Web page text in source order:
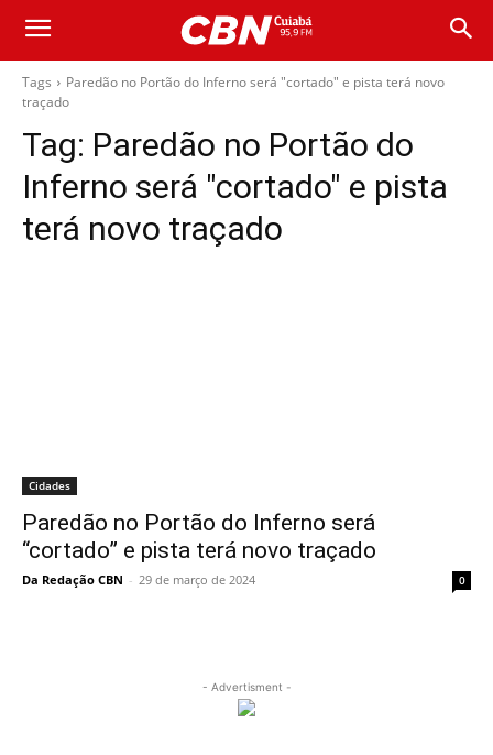
Tags
Paredão no Portão do Inferno será "cortado" e pista terá novo
traçado
Tag: Paredão no Portão do
Inferno será "cortado" e pista
terá novo traçado
Cidades
Paredão no Portão do Inferno será
“cortado” e pista terá novo traçado
Da Redação CBN - 29 de março de 2024 0
- Advertisment -